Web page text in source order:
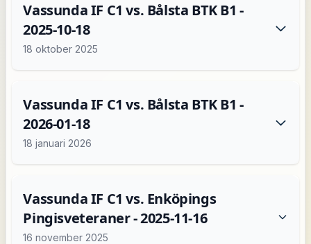
Vassunda IF C1 vs. Bålsta BTK B1 -
2025-10-18
18 oktober 2025
Vassunda IF C1 vs. Bålsta BTK B1 -
2026-01-18
18 januari 2026
Vassunda IF C1 vs. Enköpings
Pingisveteraner - 2025-11-16
16 november 2025